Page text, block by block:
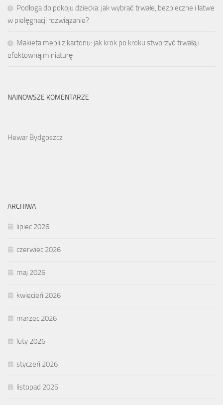
Podłoga do pokoju dziecka: jak wybrać trwałe, bezpieczne i łatwe
w pielęgnacji rozwiązanie?
Makieta mebli z kartonu: jak krok po kroku stworzyć trwałą i
efektowną miniaturę
NAJNOWSZE KOMENTARZE
Hewar Bydgoszcz
ARCHIWA
lipiec 2026
czerwiec 2026
maj 2026
kwiecień 2026
marzec 2026
luty 2026
styczeń 2026
listopad 2025